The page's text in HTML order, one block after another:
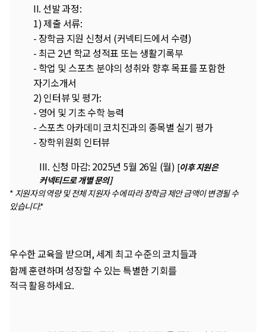
II. 선발 과정:
1)제출 서류:
- 장학금 지원 신청서 (커넥티드에서 수령)
- 최근 2년 학교 성적표 또는 생활기록부
- 학업 및 스포츠 분야의 성취와 향후 목표를 포함한
자기소개서
2)인터뷰 및 평가:
- 영어 및 기초 수학 능력
-스포츠 아카데미 코치진과의 종목별 실기 평가
- 장학위원회 인터뷰
III. 신청 마감: 2025년 5월 26일 (월) [이후 지원은
커넥티드로 개별 문의]
* 지원자의 역량 및 전체 지원자 수에 따라 장학금 제안 금액이 변경될 수
있습니다.*
우수한 교육을 받으며, 세계 최고 수준의 코치들과
함께 훈련하며 성장할 수 있는 특별한 기회를
적극 활용하세요.